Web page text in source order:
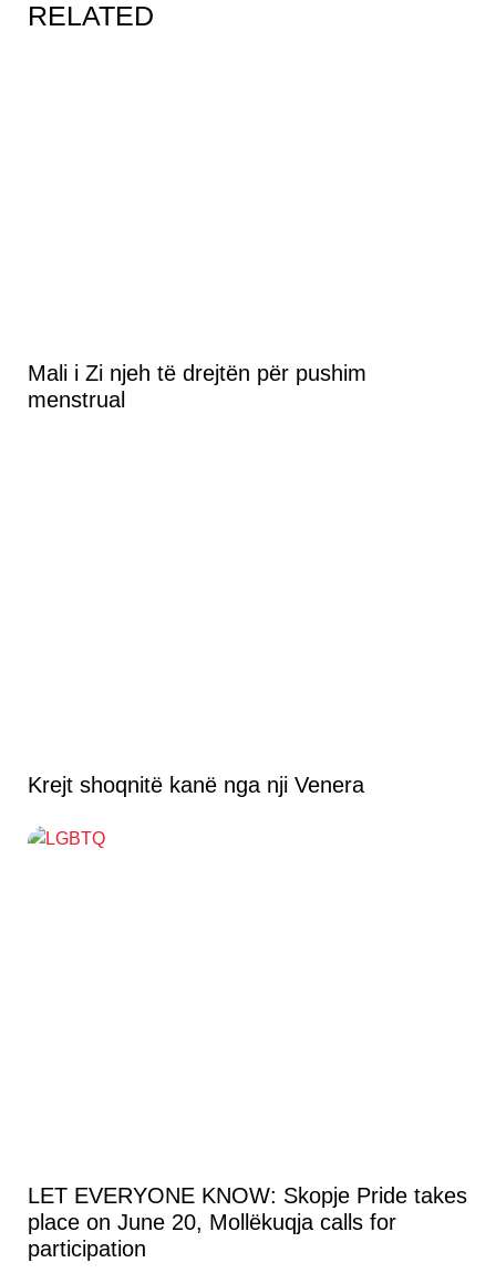
RELATED
Mali i Zi njeh të drejtën për pushim
menstrual
Krejt shoqnitë kanë nga nji Venera
LET EVERYONE KNOW: Skopje Pride takes
place on June 20, Mollëkuqja calls for
participation